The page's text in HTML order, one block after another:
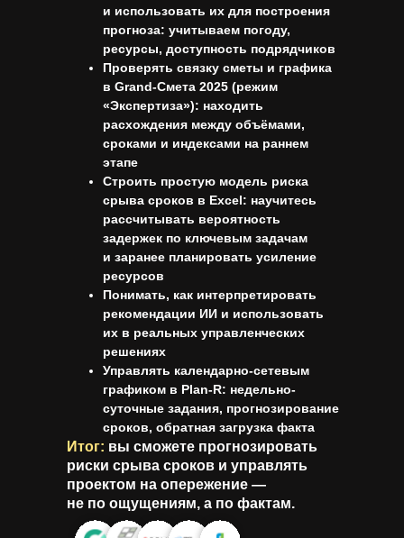
и использовать их для построения
прогноза: учитываем погоду,
ресурсы, доступность подрядчиков
Проверять связку сметы и графика
в Grand-Смета 2025 (режим
«Экспертиза»): находить
расхождения между объёмами,
сроками и индексами на раннем
этапе
Строить простую модель риска
срыва сроков в Excel: научитесь
рассчитывать вероятность
задержек по ключевым задачам
и заранее планировать усиление
ресурсов
Понимать, как интерпретировать
рекомендации ИИ и использовать
их в реальных управленческих
решениях
Управлять календарно-сетевым
графиком в Plan-R: недельно-
суточные задания, прогнозирование
сроков, обратная загрузка факта
Итог: вы сможете прогнозировать
риски срыва сроков и управлять
проектом на опережение —
не по ощущениям, а по фактам.